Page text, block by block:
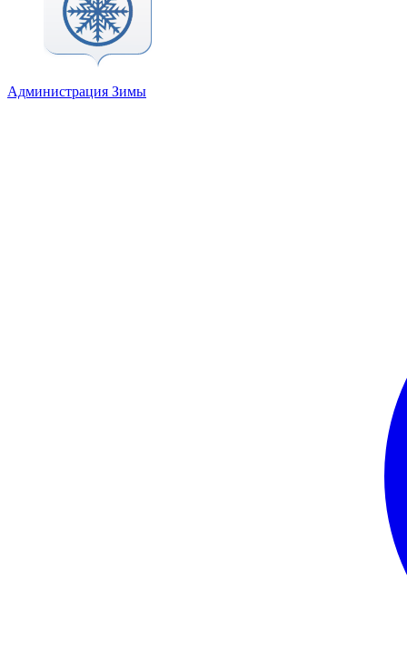
Администрация Зимы